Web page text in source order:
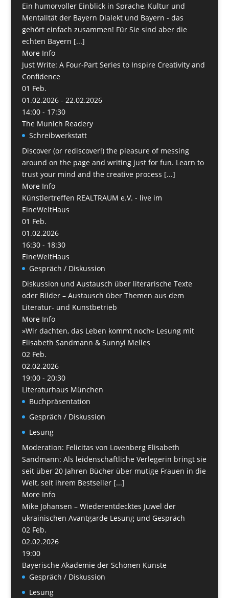
Ein humorvoller Einblick in Sprache, Kultur und
Mentalität der Bayern Dialekt und Bayern - das
gehört einfach zusammen! Für Sie sind aber die
echten Bayern [...]
More Info
Just Write: A Four-Part Series to Inspire Creativity and
Confidence
01 Feb.
01.02.2026 - 22.02.2026
14:00 - 17:30
The Munich Readery
Schreibwerkstatt
Discover (or rediscover!) the pleasure of messing
around on the page and writing just for fun. Learn to
trust your mind and the creative process [...]
More Info
Künstlertreffen REALTRAUM e.V. - live im
EineWeltHaus
01 Feb.
01.02.2026
16:30 - 18:30
EineWeltHaus
Gespräch / Diskussion
Diskussion und Austausch über literarische Texte
oder Bilder – Austausch über Themen aus dem
Literatur- und Kunstbetrieb
More Info
»Wir dachten, das Leben kommt noch« Lesung mit
Elisabeth Sandmann & Sunnyi Melles
02 Feb.
02.02.2026
19:00 - 20:30
Literaturhaus München
Buchpräsentation
Gespräch / Diskussion
Lesung
Moderation: Felicitas von Lovenberg Elisabeth
Sandmann: Als leidenschaftliche Verlegerin bringt sie
seit über 20 Jahren Bücher über mutige Frauen in die
Welt, seit ihrem Bestseller [...]
More Info
Mike Johansen – Wiederentdecktes Juwel der
ukrainischen Avantgarde Lesung und Gespräch
02 Feb.
02.02.2026
19:00
Bayerische Akademie der Schönen Künste
Gespräch / Diskussion
Lesung